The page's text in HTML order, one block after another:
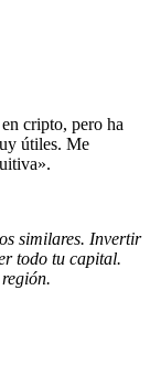
cripto, pero ha
útiles. Me
similares. Invertir
todo tu capital.